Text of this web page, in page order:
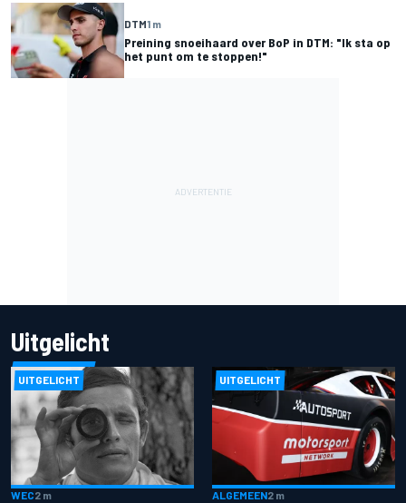
DTM1 m
Preining snoeihaard over BoP in DTM: "Ik sta op
het punt om te stoppen!"
Uitgelicht
UITGELICHT
WEC2 m
UITGELICHT
ALGEMEEN2 m